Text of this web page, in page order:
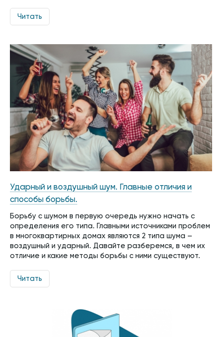
Читать
Ударный и воздушный шум. Главные отличия и
способы борьбы.
Борьбу с шумом в первую очередь нужно начать с
определения его типа. Главными источниками проблем
в многоквартирных домах являются 2 типа шума –
воздушный и ударный. Давайте разберемся, в чем их
отличие и какие методы борьбы с ними существуют.
Читать